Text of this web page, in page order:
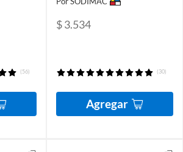
(56)
$ 3.534
(30)
Agregar